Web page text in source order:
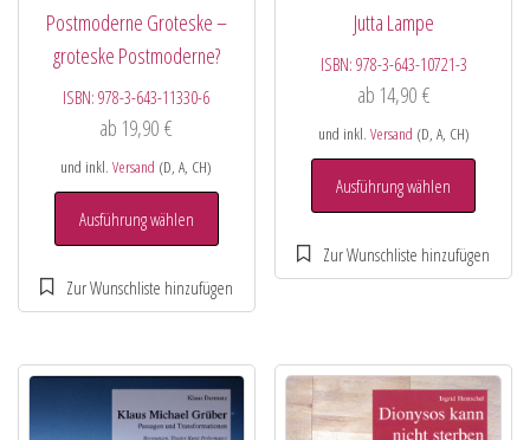
Postmoderne Groteske –
groteske Postmoderne?
ISBN:978-3-643-11330-6
ab 19,90€
und inkl.Versand (D, A, CH)
Ausführung wählen
Jutta Lampe
ISBN: 978-3-643-10721-3
ab 14,90 €
und inkl. Versand (D, A, CH)
Ausführung wählen